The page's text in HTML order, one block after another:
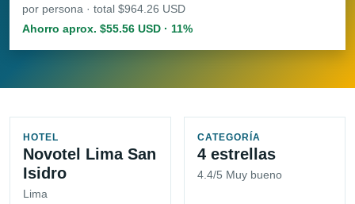
por persona · total $964.26 USD
Ahorro aprox. $55.56 USD · 11%
HOTEL
Novotel Lima San
Isidro
Lima
CATEGORÍA
4 estrellas
4.4/5 Muy bueno